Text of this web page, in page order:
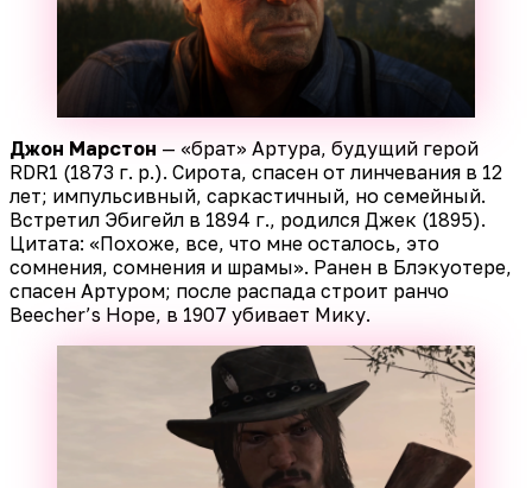
Джон Марстон — «брат» Артура, будущий герой
RDR1 (1873 г. р.). Сирота, спасен от линчевания в 12
лет; импульсивный, саркастичный, но семейный.
Встретил Эбигейл в 1894 г., родился Джек (1895).
Цитата: «Похоже, все, что мне осталось, это
сомнения, сомнения и шрамы». Ранен в Блэкуотере,
спасен Артуром; после распада строит ранчо
Beecher’s Hope, в 1907 убивает Мику.